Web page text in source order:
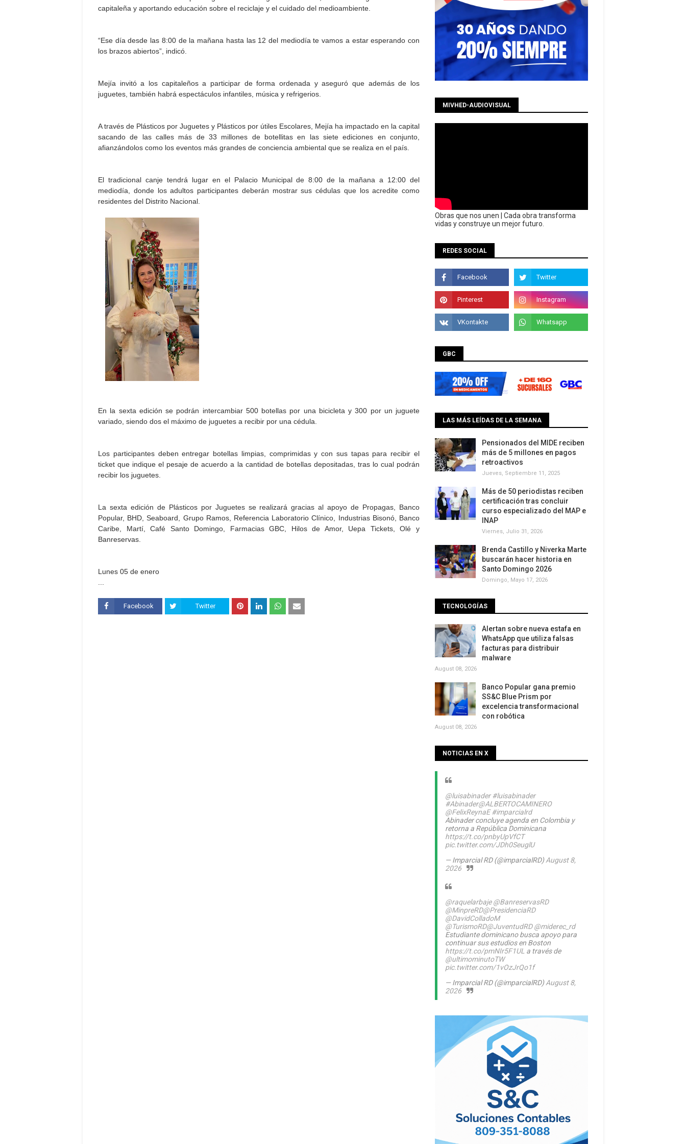
capitaleña y aportando educación sobre el reciclaje y el cuidado del medioambiente.
“Ese día desde las 8:00 de la mañana hasta las 12 del mediodía te vamos a estar esperando con
los brazos abiertos”, indicó.
Mejía invitó a los capitaleños a participar de forma ordenada y aseguró que además de los
juguetes, también habrá espectáculos infantiles, música y refrigerios.
A través de Plásticos por Juguetes y Plásticos por útiles Escolares, Mejía ha impactado en la capital
sacando de las calles más de 33 millones de botellitas en las siete ediciones en conjunto,
afianzándolos como los eventos más grandes de conciencia ambiental que se realiza en el país.
El tradicional canje tendrá lugar en el Palacio Municipal de 8:00 de la mañana a 12:00 del
mediodía, donde los adultos participantes deberán mostrar sus cédulas que los acredite como
residentes del Distrito Nacional.
En la sexta edición se podrán intercambiar 500 botellas por una bicicleta y 300 por un juguete
variado, siendo dos el máximo de juguetes a recibir por una cédula.
Los participantes deben entregar botellas limpias, comprimidas y con sus tapas para recibir el
ticket que indique el pesaje de acuerdo a la cantidad de botellas depositadas, tras lo cual podrán
recibir los juguetes.
La sexta edición de Plásticos por Juguetes se realizará gracias al apoyo de Propagas, Banco
Popular, BHD, Seaboard, Grupo Ramos, Referencia Laboratorio Clínico, Industrias Bisonó, Banco
Caribe, Martí, Café Santo Domingo, Farmacias GBC, Hilos de Amor, Uepa Tickets, Olé y
Banreservas.
Lunes 05 de enero
Facebook Twitter
MIVHED-AUDIOVISUAL
Obras que nos unen | Cada obra transforma
vidas y construye un mejor futuro.
REDES SOCIAL
GBC
LAS MÁS LEÍDAS DE LA SEMANA
Pensionados del MIDE reciben
más de 5 millones en pagos
retroactivos
Jueves, Septiembre 11, 2025
Más de 50 periodistas reciben
certificación tras concluir
curso especializado del MAP e
INAP
Viernes, Julio 31, 2026
Brenda Castillo y Niverka Marte
buscarán hacer historia en
Santo Domingo 2026
Domingo, Mayo 17, 2026
TECNOLOGÍAS
Alertan sobre nueva estafa en
WhatsApp que utiliza falsas
facturas para distribuir
malware
August 08, 2026
Banco Popular gana premio
SS&C Blue Prism por
excelencia transformacional
con robótica
August 08, 2026
NOTICIAS EN X
@luisabinader #luisabinader
#Abinader@ALBERTOCAMINERO
@FelixReynaE #imparcialrd
Abinader concluye agenda en Colombia y
retorna a República Dominicana
https://t.co/pnbyUpVfCT
pic.twitter.com/JDh0SeuglU
— Imparcial RD (@imparcialRD)August 8,
2026
@raquelarbaje @BanreservasRD
@MinpreRD@PresidenciaRD
@DavidColladoM
@TurismoRD@JuventudRD @miderec_rd
Estudiante dominicano busca apoyo para
continuar sus estudios en Boston
https://t.co/pmNIr5F1UL a través de
@ultimominutoTW
pic.twitter.com/1vOzJrQo1f
— Imparcial RD (@imparcialRD)August 8,
2026